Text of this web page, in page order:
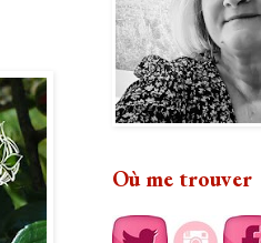
Où me trouver